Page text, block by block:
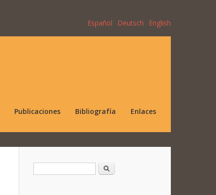
Español Deutsch English
Publicaciones Bibliografía Enlaces
Formulario de búsqueda
Buscar